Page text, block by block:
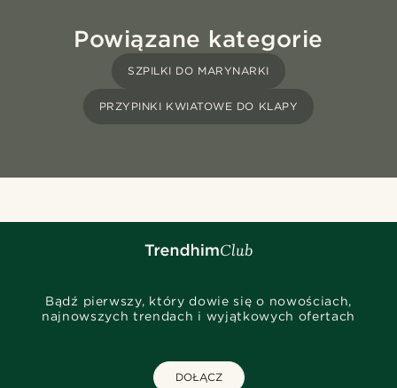
Powiązane kategorie
SZPILKI DO MARYNARKI
PRZYPINKI KWIATOWE DO KLAPY
Bądź pierwszy, który dowie się o nowościach,
najnowszych trendach i wyjątkowych ofertach
DOŁĄCZ